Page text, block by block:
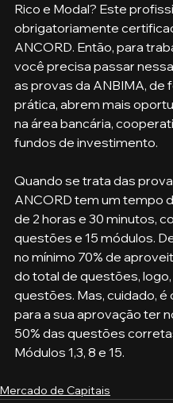
Rico e Modal? Este
obrigatoriamente
ANCORD. Então, para
você precisa passar
as provas da ANBIMA, de
prática, abrem mais
na área bancária,
fundos de investimento.
Quando se trata das
ANCORD tem um tempo
de 2 horas e 30 minutos,
questões e 15 módulos.
no mínimo 70% de
do total de questões,
questões. Mas, cuidado, é
para a sua aprovação ter
50% das questões
Módulos 1,3, 8 e 15.
Mercado de Capitais